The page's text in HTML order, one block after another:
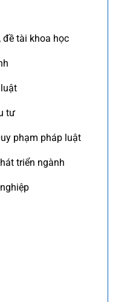
đề tài khoa học
tư
phạm pháp luật
triển ngành